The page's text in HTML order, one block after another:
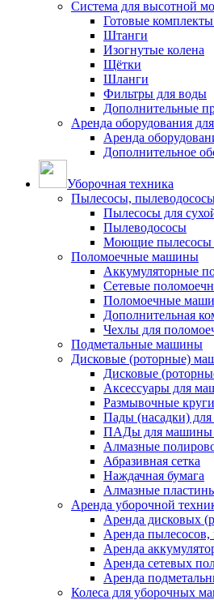
Система для высотной
Готовые
Штанги
Изогнутые колена
Щётки
Шланги
Фильтры для воды
Дополнительные
Аренда оборудования
Аренда
Дополнительное
Уборочная техника
Пылесосы,
Пылесосы для
Пылеводососы
Моющие пылесосы
Поломоечные машины
Аккумуляторные
Сетевые
Поломоечные
Дополнительная
Чехлы для
Подметальные машины
Дисковые (роторные)
Дисковые
Аксессуары для
Размывочные
Пады (насадки)
ПАДы для машины
Алмазные
Абразивная сетка
Наждачная бумага
Алмазные
Аренда уборочной
Аренда дисковых
Аренда
Аренда
Аренда сетевых
Аренда
Колеса для уборочных